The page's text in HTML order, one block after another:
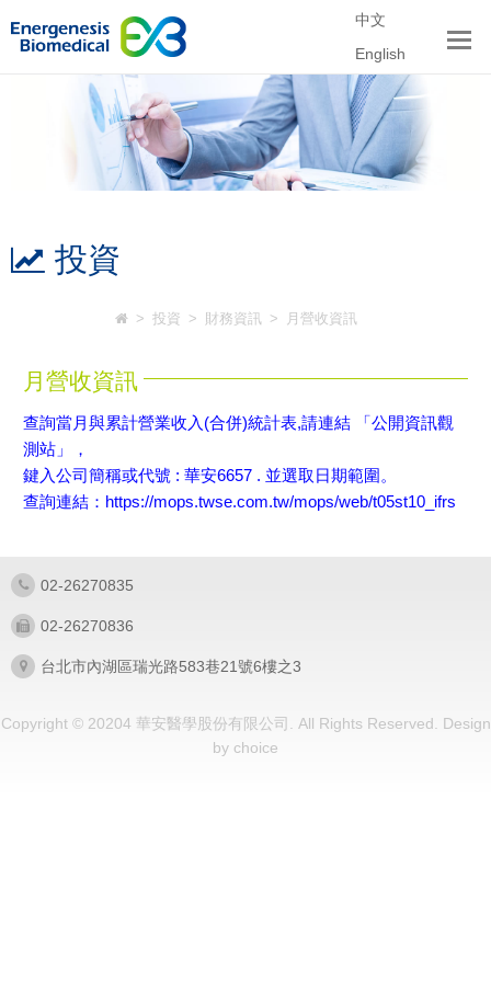
中文
English
投資
> 投資 > 財務資訊 > 月營收資訊
月營收資訊
查詢當月與累計營業收入(合併)統計表,請連結 「公開資訊觀
測站」，
鍵入公司簡稱或代號 : 華安6657 . 並選取日期範圍。
查詢連結： https://mops.twse.com.tw/mops/web/t05st10_ifrs
02-26270835
02-26270836
台北市內湖區瑞光路583巷21號6樓之3
Copyright © 20204 華安醫學股份有限公司. All Rights Reserved. Design
by choice